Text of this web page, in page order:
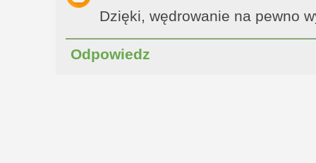
Dzięki, wędrowanie na pewno
Odpowiedz